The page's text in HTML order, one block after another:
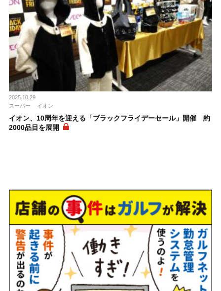
2025.10.29
スーパー
イオン
イオン、10周年を迎える「ブラックフライデーセール」開催 約
2000品目を展開